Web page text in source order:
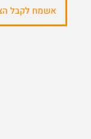
אשמח לקבל